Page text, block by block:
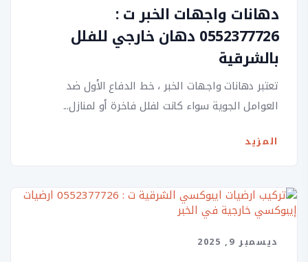
دهانات واجهات الخبر ت :
0552377726 دهان خارجي للفلل
بالشرقية
تعتبر دهانات واجهات الخبر ، خط الدفاع الأول ضد
العوامل الجوية سواء كانت لفلل فاخرة أو لمنازل...
المزيد
ديسمبر 9, 2025